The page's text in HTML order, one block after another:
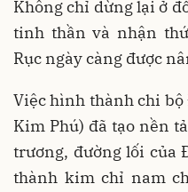
Không chỉ dừng lại ở
tinh thần và nhận
Rục ngày càng được
Việc hình thành chi bộ
Kim Phú) đã tạo nền
trương, đường lối của
thành kim chỉ nam